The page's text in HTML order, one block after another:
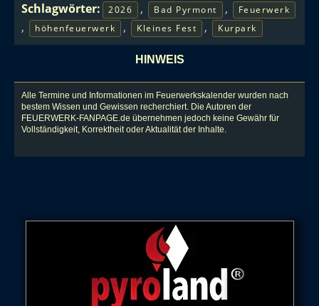
Schlagwörter: 2026 , Bad Pyrmont , Feuerwerk
, höhenfeuerwerk , Kleines Fest , Kurpark
HINWEIS
Alle Termine und Informationen im Feuerwerkskalender wurden nach
bestem Wissen und Gewissen recherchiert. Die Autoren der
FEUERWERK-FANPAGE.de übernehmen jedoch keine Gewähr für
Vollständigkeit, Korrektheit oder Aktualität der Inhalte.